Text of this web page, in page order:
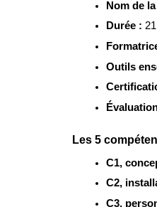
Nom de
Durée :
Outils
Les 5
C1,
C2,
C3,